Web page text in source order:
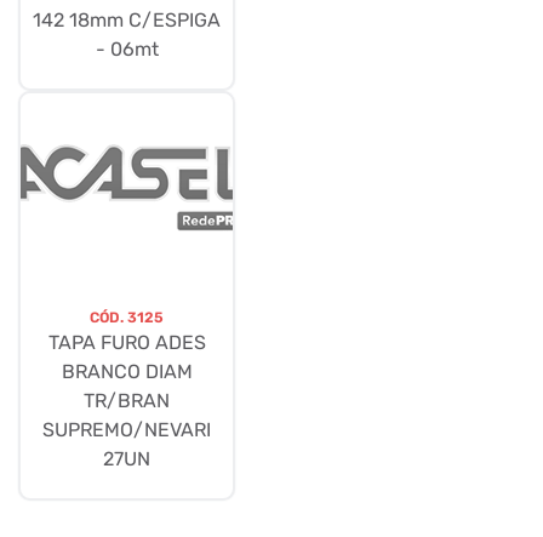
142 18mm C/ESPIGA
- 06mt
CÓD. 3125
TAPA FURO ADES
BRANCO DIAM
TR/BRAN
SUPREMO/NEVARI
27UN